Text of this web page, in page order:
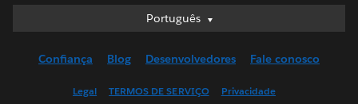
Português
Português
English (UK)
Confiança Blog Desenvolvedores Fale conosco
Legal TERMOS DE SERVIÇO Privacidade